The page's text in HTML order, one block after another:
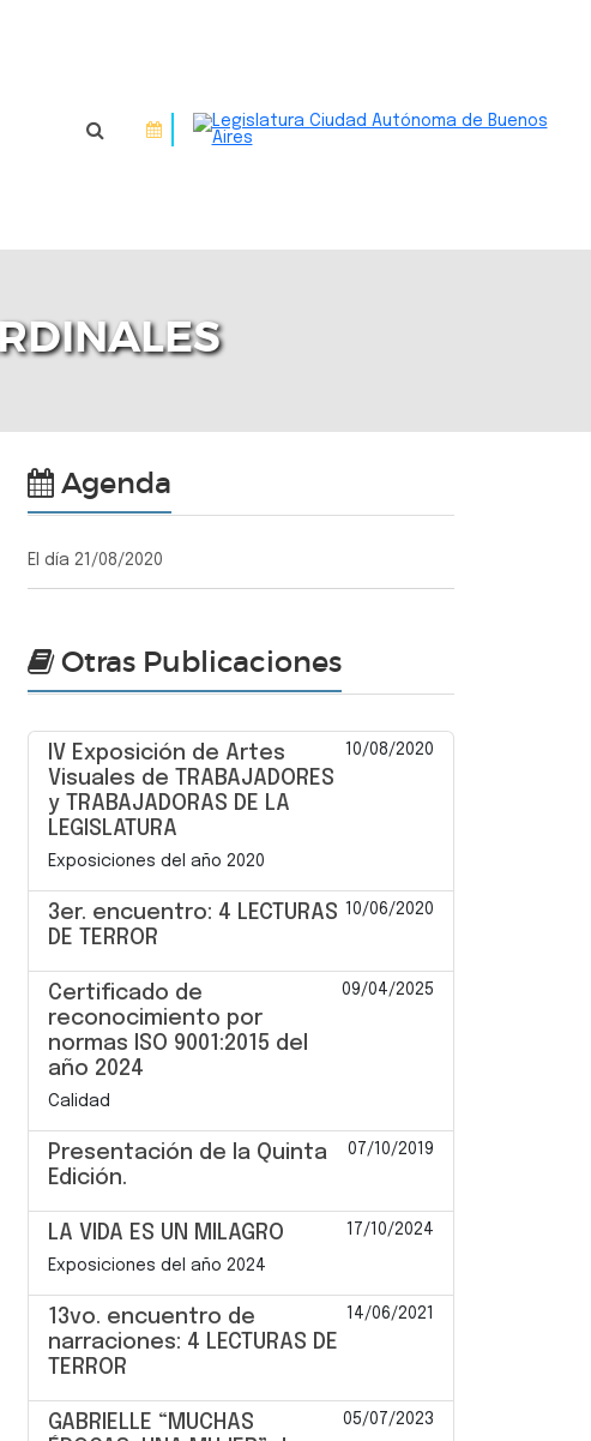
Agenda
El día 21/08/2020
Otras Publicaciones
IV Exposición de Artes
Visuales de TRABAJADORES
y TRABAJADORAS DE LA
LEGISLATURA
10/08/2020
Exposiciones del año 2020
3er. encuentro: 4 LECTURAS
DE TERROR
10/06/2020
Certificado de
reconocimiento por
normas ISO 9001:2015 del
año 2024
09/04/2025
Calidad
Presentación de la Quinta
Edición.
07/10/2019
LA VIDA ES UN MILAGRO 17/10/2024
Exposiciones del año 2024
13vo. encuentro de
narraciones: 4 LECTURAS DE
TERROR
14/06/2021
GABRIELLE “MUCHAS
05/07/2023